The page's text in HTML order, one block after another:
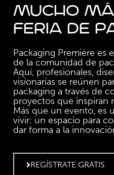
MUCHO
FERIA DE
Packaging Première
de la comunidad de
Aquí, profesionales,
visionarias se reúnen
packaging a través de
proyectos que inspiran
Más que un evento, es
vivir: un espacio para
dar forma a la
REGÍSTRATE GRATIS